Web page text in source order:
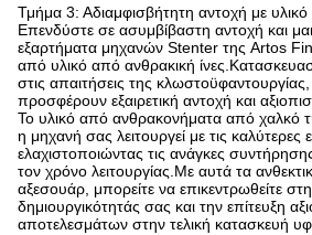
Τμήμα 3: Αδιαμφισβήτητη αντοχή με υλικό
Επενδύστε σε ασυμβίβαστη αντοχή και
εξαρτήματα μηχανών Stenter της Artos
από υλικό από ανθρακική
στις απαιτήσεις της
προσφέρουν εξαιρετική αντοχή και
Το υλικό από ανθρακονήματα από χαλκό
η μηχανή σας λειτουργεί με τις καλύτερες
ελαχιστοποιώντας τις ανάγκες
τον χρόνο λειτουργίας.Με αυτά τα
αξεσουάρ, μπορείτε να επικεντρωθείτε
δημιουργικότητάς σας και την επίτευξη
αποτελεσμάτων στην τελική κατασκευή